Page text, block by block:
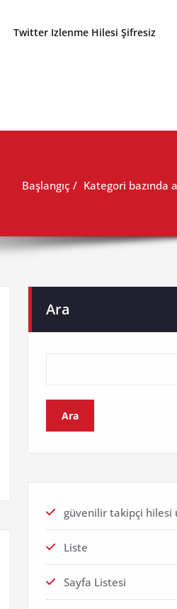
Twitter Izlenme Hilesi Şifresiz
Başlangıç Kategori bazında
Ara
Ara
güvenilir takipçi hilesi
Liste
Sayfa Listesi